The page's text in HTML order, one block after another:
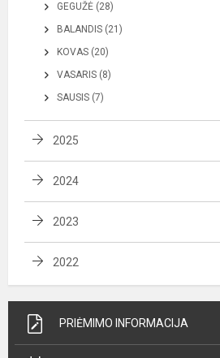
GEGUŽĖ (28)
BALANDIS (21)
KOVAS (20)
VASARIS (8)
SAUSIS (7)
2025
2024
2023
2022
PRIĖMIMO INFORMACIJA